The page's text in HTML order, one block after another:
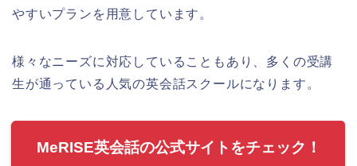
やすいプランを用意しています。
様々なニーズに対応していることもあり、多くの受講
生が通っている人気の英会話スクールになります。
MeRISE英会話の公式サイトをチェック！